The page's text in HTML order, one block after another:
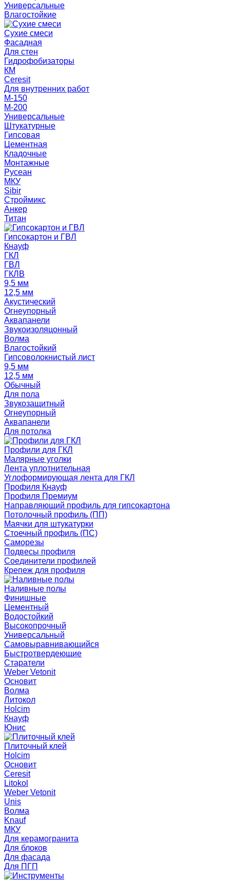
Универсальные
Влагостойкие
Сухие смеси
Фасадная
Для стен
Гидрофобизаторы
КМ
Ceresit
Для внутренних работ
М-150
М-200
Универсальные
Штукатурные
Гипсовая
Цементная
Кладочные
Монтажные
Русеан
МКУ
Sibir
Строймикс
Анкер
Титан
Гипсокартон и ГВЛ
Кнауф
ГКЛ
ГВЛ
ГКЛВ
9,5 мм
12,5 мм
Акустический
Огнеупорный
Аквапанели
Звукоизоляцонный
Волма
Влагостойкий
Гипсоволокнистый лист
9,5 мм
12,5 мм
Обычный
Для пола
Звукозащитный
Огнеупорный
Аквапанели
Для потолка
Профили для ГКЛ
Малярные уголки
Лента уплотнительная
Углоформирующая лента для ГКЛ
Профиля Кнауф
Профиля Премиум
Направляющий профиль для гипсокартона
Потолочный профиль (ПП)
Маячки для штукатурки
Стоечный профиль (ПС)
Саморезы
Подвесы профиля
Соединители профилей
Крепеж для профиля
Наливные полы
Финишные
Цементный
Водостойкий
Высокопрочный
Универсальный
Самовыравнивающийся
Быстротвердеющие
Старатели
Weber Vetonit
Основит
Волма
Литокол
Holcim
Кнауф
Юнис
Плиточный клей
Holcim
Основит
Ceresit
Litokol
Weber Vetonit
Unis
Волма
Knauf
МКУ
Для керамогранита
Для блоков
Для фасада
Для ПГП